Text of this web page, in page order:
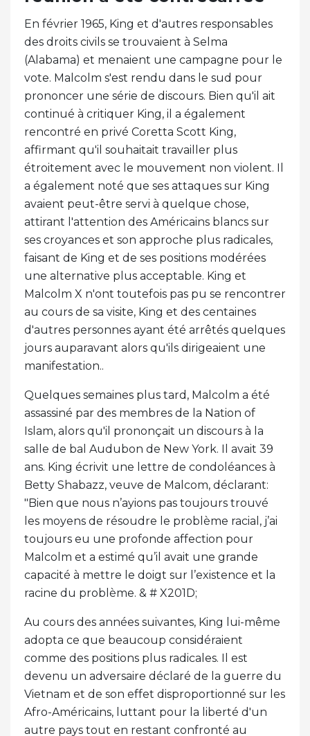
En février 1965, King et d'autres responsables
des droits civils se trouvaient à Selma
(Alabama) et menaient une campagne pour le
vote. Malcolm s'est rendu dans le sud pour
prononcer une série de discours. Bien qu'il ait
continué à critiquer King, il a également
rencontré en privé Coretta Scott King,
affirmant qu'il souhaitait travailler plus
étroitement avec le mouvement non violent. Il
a également noté que ses attaques sur King
avaient peut-être servi à quelque chose,
attirant l'attention des Américains blancs sur
ses croyances et son approche plus radicales,
faisant de King et de ses positions modérées
une alternative plus acceptable. King et
Malcolm X n'ont toutefois pas pu se rencontrer
au cours de sa visite, King et des centaines
d'autres personnes ayant été arrêtés quelques
jours auparavant alors qu'ils dirigeaient une
manifestation..
Quelques semaines plus tard, Malcolm a été
assassiné par des membres de la Nation of
Islam, alors qu'il prononçait un discours à la
salle de bal Audubon de New York. Il avait 39
ans. King écrivit une lettre de condoléances à
Betty Shabazz, veuve de Malcom, déclarant:
"Bien que nous n’ayions pas toujours trouvé
les moyens de résoudre le problème racial, j’ai
toujours eu une profonde affection pour
Malcolm et a estimé qu’il avait une grande
capacité à mettre le doigt sur l’existence et la
racine du problème. & # X201D;
Au cours des années suivantes, King lui-même
adopta ce que beaucoup considéraient
comme des positions plus radicales. Il est
devenu un adversaire déclaré de la guerre du
Vietnam et de son effet disproportionné sur les
Afro-Américains, luttant pour la liberté d'un
autre pays tout en restant confronté au